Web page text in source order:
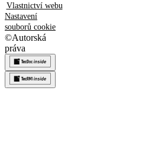
Vlastnictví webu
Nastavení
souborů cookie
©Autorská
práva